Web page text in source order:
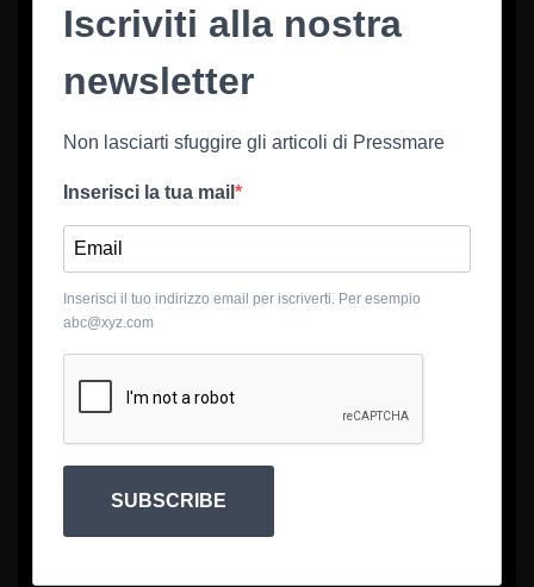
Iscriviti alla nostra
newsletter
Non lasciarti sfuggire gli articoli di Pressmare
Inserisci la tua mail
Inserisci il tuo indirizzo email per iscriverti. Per esempio
abc@xyz.com
SUBSCRIBE